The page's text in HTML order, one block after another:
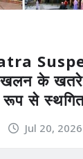
के
रूप से
Jul 20, 2026